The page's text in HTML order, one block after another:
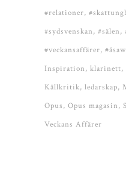
#relationer
#sydsvenskan #sälen
#veckansaffärer
Inspiration klarinett
Källkritik ledarskap
Opus Opus magasin
Veckans Affärer